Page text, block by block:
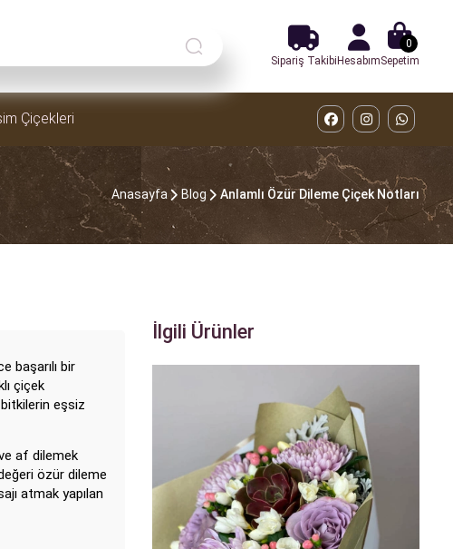
Sipariş TakibiHesabımSepetim
0
Çiçekleri
Anasayfa Blog Anlamlı Özür Dileme Çiçek Notları
başarılı bir
çiçek
eşsiz
af dilemek
özür dileme
atmak yapılan
İlgili Ürünler